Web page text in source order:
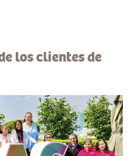
los clientes de